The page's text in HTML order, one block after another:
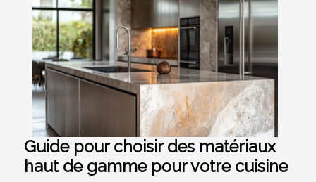
Guide pour choisir des matériaux
haut de gamme pour votre cuisine